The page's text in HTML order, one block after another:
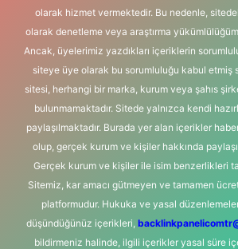
olarak hizmet vermektedir. Bu nedenle,
olarak denetleme veya araştırma
Ancak, üyelerimiz yazdıkları içeriklerin
siteye üye olarak bu sorumluluğu kabul etmiş
sitesi, herhangi bir marka, kurum veya şahıs
bulunmamaktadır. Sitede yalnızca kendi
paylaşılmaktadır. Burada yer alan içerikler
olup, gerçek kurum ve kişiler hakkında
Gerçek kurum ve kişiler ile isim benzerlikleri
Sitemiz, kar amacı gütmeyen ve tamamen
platformudur. Hukuka ve yasal
düşündüğünüz içerikleri,
bildirmeniz halinde, ilgili içerikler yasal süre